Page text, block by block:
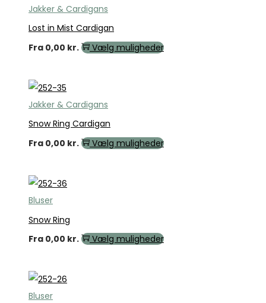
Jakker & Cardigans
Lost in Mist Cardigan
Fra 0,00 kr. Vælg muligheder
Jakker & Cardigans
Snow Ring Cardigan
Fra 0,00 kr. Vælg muligheder
Bluser
Snow Ring
Fra 0,00 kr. Vælg muligheder
Bluser